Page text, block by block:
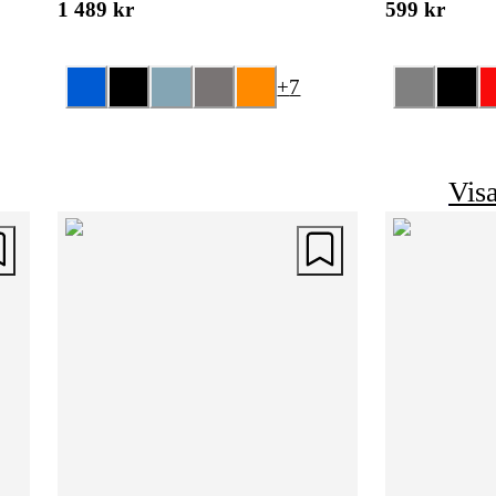
1 489 kr
+7
599 kr